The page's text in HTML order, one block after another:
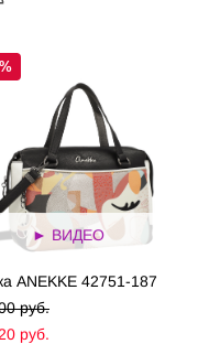
► ВИДЕО
ANEKKE 42751-187
pуб.
pуб.